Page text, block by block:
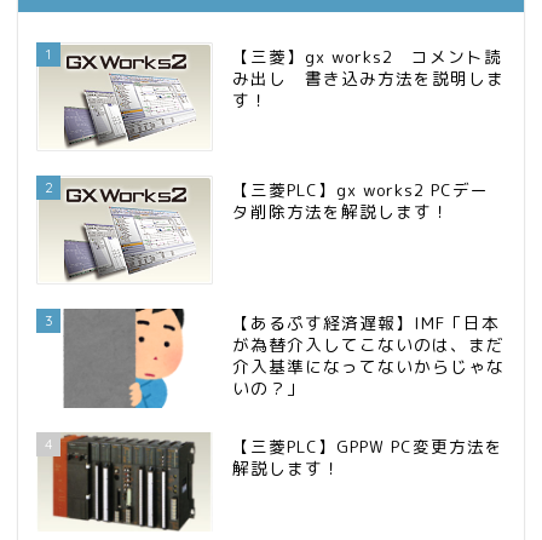
1
【三菱】gx works2 コメント読
み出し 書き込み方法を説明しま
す！
2
【三菱PLC】gx works2 PCデー
タ削除方法を解説します！
3
【あるぷす経済遅報】IMF「日本
が為替介入してこないのは、まだ
介入基準になってないからじゃな
いの？」
4
【三菱PLC】GPPW PC変更方法を
解説します！